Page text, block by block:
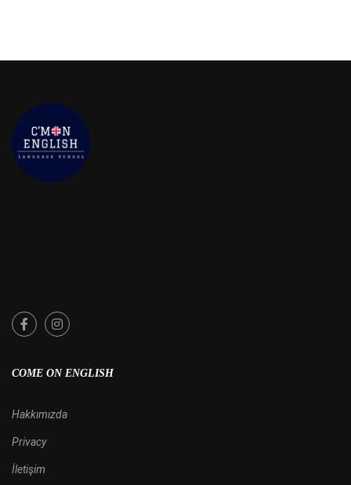
COME ON ENGLISH
Hakkımızda
Privacy
İletişim